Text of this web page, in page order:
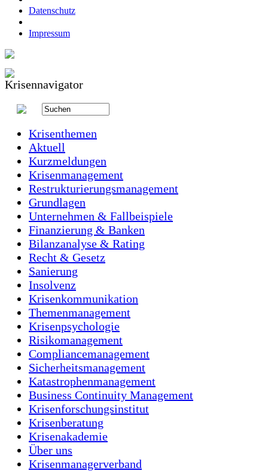
Datenschutz
Impressum
Krisenthemen
Aktuell
Kurzmeldungen
Krisenmanagement
Restrukturierungsmanagement
Grundlagen
Unternehmen & Fallbeispiele
Finanzierung & Banken
Bilanzanalyse & Rating
Recht & Gesetz
Sanierung
Insolvenz
Krisenkommunikation
Themenmanagement
Krisenpsychologie
Risikomanagement
Compliancemanagement
Sicherheitsmanagement
Katastrophenmanagement
Business Continuity Management
Krisenforschungsinstitut
Krisenberatung
Krisenakademie
Über uns
Krisenmanagerverband